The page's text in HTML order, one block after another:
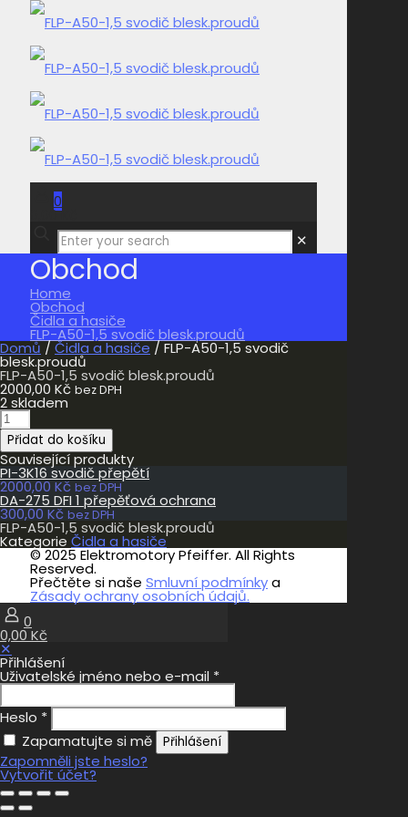
0
0,00 Kč
✕
Obchod
Home
Obchod
Čidla a hasiče
FLP-A50-1,5 svodič blesk.proudů
Domů / Čidla a hasiče / FLP-A50-1,5 svodič
blesk.proudů
FLP-A50-1,5 svodič blesk.proudů
2000,00 Kč bez DPH
2 skladem
FLP-
A50-
1,5
svodič
blesk.proudů
množství
Přidat do košíku
Související produkty
PI-3K16 svodič přepětí
2000,00 Kč bez DPH
DA-275 DFI 1 přepěťová ochrana
300,00 Kč bez DPH
FLP-A50-1,5 svodič blesk.proudů
Kategorie Čidla a hasiče
© 2025 Elektromotory Pfeiffer. All Rights
Reserved.
Přečtěte si naše Smluvní podmínkya
Zásady ochrany osobních údajů.
0
0,00 Kč
✕
Přihlášení
Uživatelské jméno nebo e-mail *
Heslo *
Zapamatujte si mě
Přihlášení
Zapomněli jste heslo?
Vytvořit účet?